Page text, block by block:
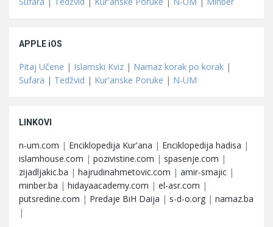
APPLE iOS
Pitaj Učene | Islamski Kviz | Namaz korak po korak |
Sufara | Tedžvid | Kur'anske Poruke | N-UM
LINKOVI
n-um.com | Enciklopedija Kur'ana | Enciklopedija hadisa |
islamhouse.com | pozivistine.com | spasenje.com |
zijadljakic.ba | hajrudinahmetovic.com | amir-smajic |
minber.ba | hidayaacademy.com | el-asr.com |
putsredine.com | Predaje BiH Daija | s-d-o.org | namaz.ba
|